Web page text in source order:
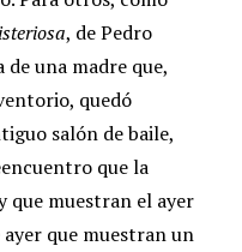
, de Pedro
una madre que,
quedó
salón de baile,
que la
que muestran el ayer
ayer que muestran un